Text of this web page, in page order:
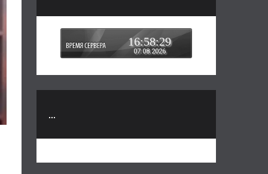
16:58:30
07.08.2026
...